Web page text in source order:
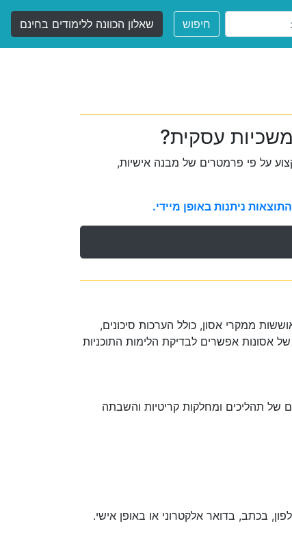
חיפוש שאלון הכוונה ללימודים בחינם
עסקית?
על פי פרמטרים של מבנה אישיות,
ניתנות באופן מיידי.
ממקרי אסון, כולל הערכות סיכונים,
אסונות אפשרים לבדיקת הלימות התוכניות
של תהליכים ומחלקות קריטיות והשבתה
בכתב, בדואר אלקטרוני או באופן אישי.